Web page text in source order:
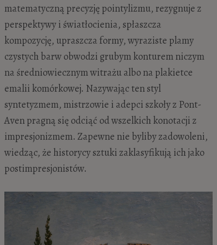
matematyczną precyzję pointylizmu, rezygnuje z
perspektywy i światłocienia, spłaszcza
kompozycję, upraszcza formy, wyraziste plamy
czystych barw obwodzi grubym konturem niczym
na średniowiecznym witrażu albo na plakietce
emalii komórkowej. Nazywając ten styl
syntetyzmem, mistrzowie i adepci szkoły z Pont-
Aven pragną się odciąć od wszelkich konotacji z
impresjonizmem. Zapewne nie byliby zadowoleni,
wiedząc, że historycy sztuki zaklasyfikują ich jako
postimpresjonistów.